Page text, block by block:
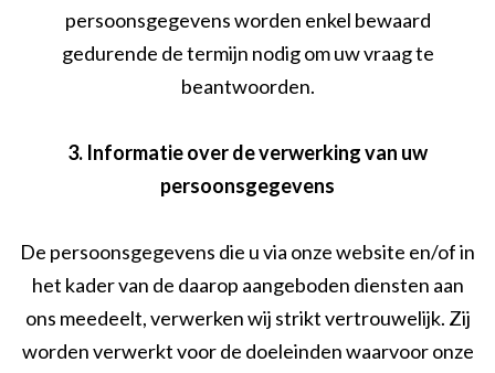
persoonsgegevens worden enkel bewaard
gedurende de termijn nodig om uw vraag te
beantwoorden.
3. Informatie over de verwerking van uw
persoonsgegevens
De persoonsgegevens die u via onze website en/of in
het kader van de daarop aangeboden diensten aan
ons meedeelt, verwerken wij strikt vertrouwelijk. Zij
worden verwerkt voor de doeleinden waarvoor onze